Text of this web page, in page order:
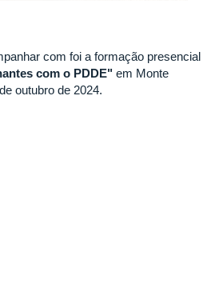
com foi a formação presencial
com o PDDE" em Monte
outubro de 2024.